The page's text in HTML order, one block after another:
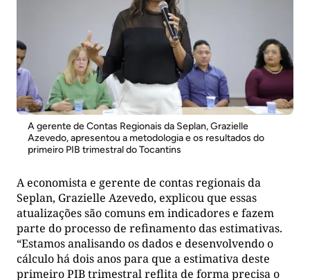
A gerente de Contas Regionais da Seplan, Grazielle
Azevedo, apresentou a metodologia e os resultados do
primeiro PIB trimestral do Tocantins
A economista e gerente de contas regionais da
Seplan, Grazielle Azevedo, explicou que essas
atualizações são comuns em indicadores e fazem
parte do processo de refinamento das estimativas.
“Estamos analisando os dados e desenvolvendo o
cálculo há dois anos para que a estimativa deste
primeiro PIB trimestral reflita de forma precisa o